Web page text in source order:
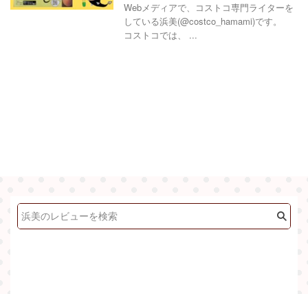
Webメディアで、コストコ専門ライターを
している浜美(@costco_hamami)です。
コストコでは、 ...